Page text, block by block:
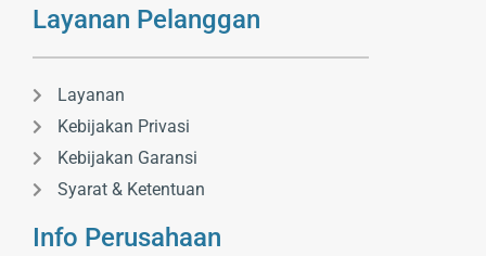
Layanan Pelanggan
Layanan
Kebijakan Privasi
Kebijakan Garansi
Syarat & Ketentuan
Info Perusahaan